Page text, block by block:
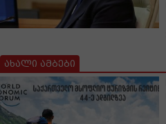
ახალი ამბები